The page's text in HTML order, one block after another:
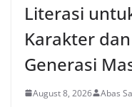
Literasi
Karakter
Generasi
August 8, 2026 Abas